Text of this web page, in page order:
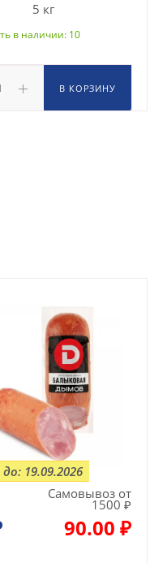
5 кг
в наличии: 10
В КОРЗИНУ
Самовывоз от
1500 ₽
90.00 ₽
до: 19.09.2026